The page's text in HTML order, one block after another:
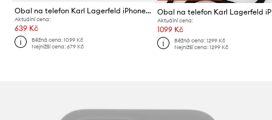
Obal na telefon Karl Lagerfeld iPhone 17 Air
Aktuální cena:
639 Kč
Běžná cena:1099 Kč
Nejnižší cena:679 Kč
Aktuální cena:
1099 Kč
Běžná cena: 1299 Kč
Nejnižší cena: 1299 Kč